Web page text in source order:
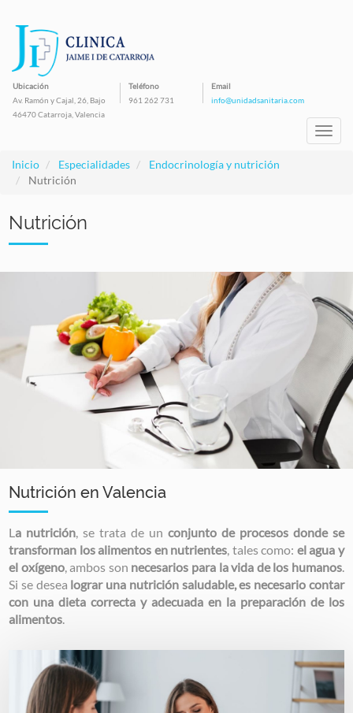
Pasar
contenido
principal
Ubicación
Av. Ramón y Cajal, 26, Bajo
46470 Catarroja, Valencia
Teléfono
961 262 731
Email
info@unidadsanitaria.com
Inicio
Especialidades
Endocrinología y nutrición
Nutrición
Nutrición
Nutrición en Valencia
La nutrición, se trata de un conjunto de procesos donde se
transforman los alimentos en nutrientes, tales como: el agua y
el oxígeno, ambos son necesarios para la vida de los humanos.
Si se desea lograr una nutrición saludable, es necesario contar
con una dieta correcta y adecuada en la preparación de los
alimentos.
Image